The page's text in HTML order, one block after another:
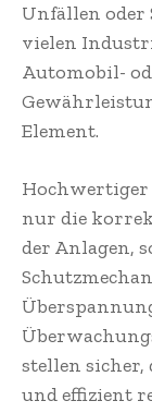
Unfällen
vielen
Automobil-
Element.
nur die
der Anlagen,
stellen sicher,
und effizient